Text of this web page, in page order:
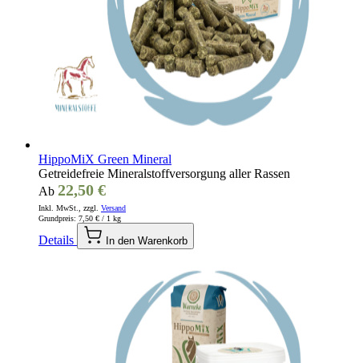
HippoMiX Green Mineral
Getreidefreie Mineralstoffversorgung aller Rassen
Ab 22,50 €
Inkl. MwSt., zzgl. Versand
Grundpreis: 7,50 € / 1 kg
Details In den Warenkorb